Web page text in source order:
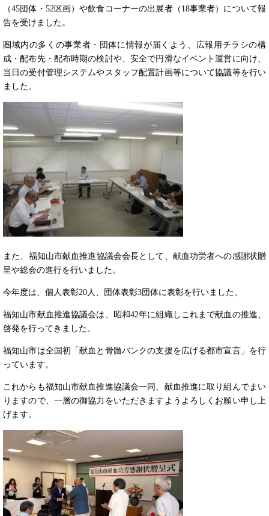
（45団体・52区画）や飲食コーナーの出展者（18事業者）について報
告を受けました。
圏域内の多くの事業者・団体に情報が届くよう、広報用チラシの構
成・配布先・配布時期の検討や、安全で円滑なイベント運営に向け、
当日の受付管理システムやスタッフ配置計画等について協議等を行い
ました。
また、​福知山市献血推進協議会会長として、献血功労者への感謝状贈
呈や総会の進行を行いました。
今年度は、個人表彰20人、団体表彰3団体に表彰を行いました。
福知山市献血推進協議会は、昭和42年に組織しこれまで献血の推進、
啓発を行ってきました。
福知山市は全国初「献血と骨髄バンクの支援を広げる都市宣言」を行
っています。
これからも福知山市献血推進協議会一同、献血推進に取り組んでまい
りますので、一層の御協力をいただきますようよろしくお願い申し上
げます。